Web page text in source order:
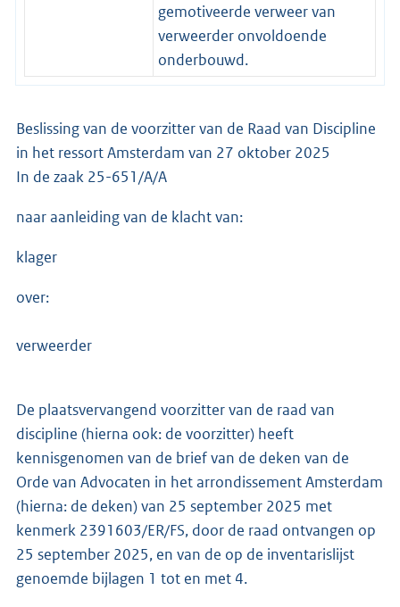
gemotiveerde verweer van
verweerder onvoldoende
onderbouwd.
Beslissing van de voorzitter van de Raad van Discipline
in het ressort Amsterdam van 27 oktober 2025
In de zaak 25-651/A/A
naar aanleiding van de klacht van:
klager
over:
verweerder
De plaatsvervangend voorzitter van de raad van
discipline (hierna ook: de voorzitter) heeft
kennisgenomen van de brief van de deken van de
Orde van Advocaten in het arrondissement Amsterdam
(hierna: de deken) van 25 september 2025 met
kenmerk 2391603/ER/FS, door de raad ontvangen op
25 september 2025, en van de op de inventarislijst
genoemde bijlagen 1 tot en met 4.